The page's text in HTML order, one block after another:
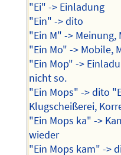
"Ei" -> Einladung
"Ein" -> dito
"Ein M" ->
"Ein Mo" -> Mobile,
"Ein Mop" ->
nicht so.
"Ein Mops" -> dito
Klugscheißerei,
"Ein Mops ka" ->
wieder
"Ein Mops kam" ->